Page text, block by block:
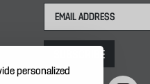
personalized